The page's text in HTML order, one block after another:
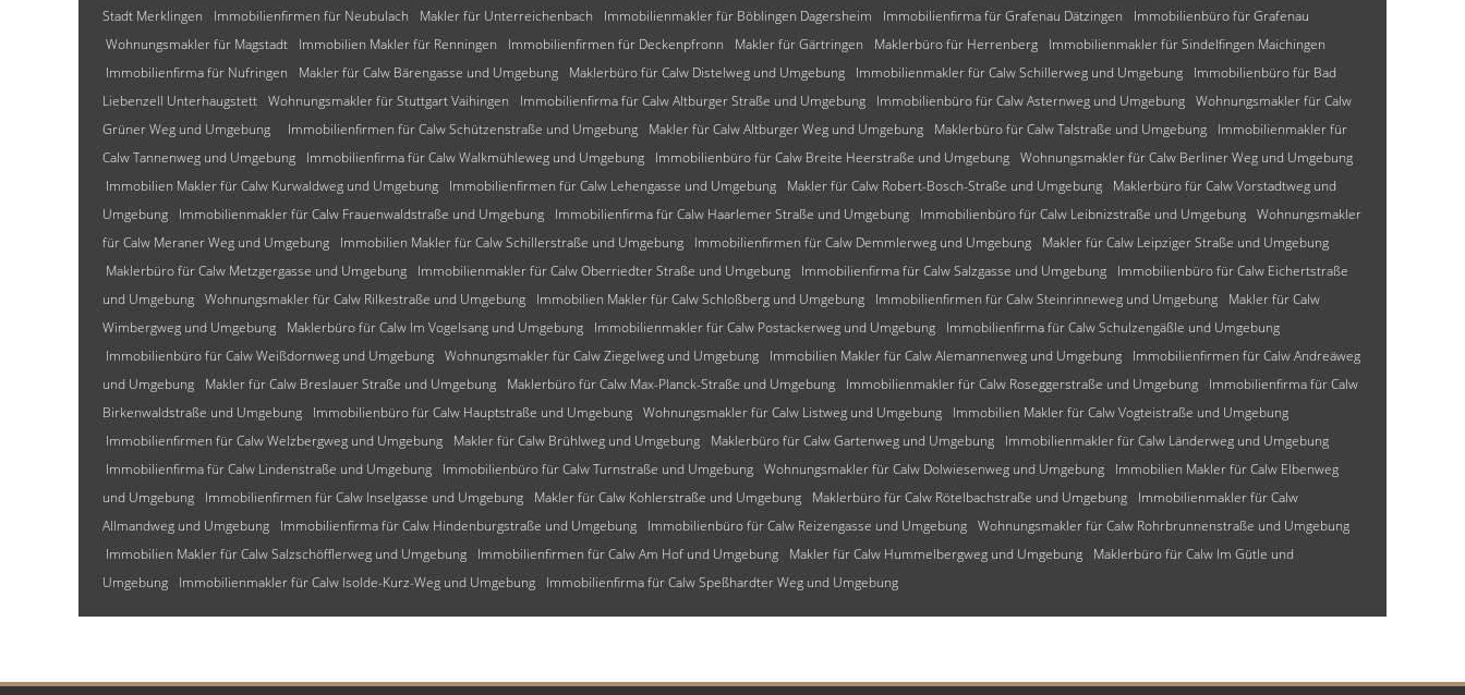
Stadt Merklingen
Immobilienfirmen für Neubulach Makler für Unterreichenbach Immobilienmakler für Böblingen Dagersheim Immobilienfirma für Grafenau Dätzingen
Immobilienbüro für Grafenau
Wohnungsmakler für Magstadt
Immobilien Makler für Renningen Immobilienfirmen für Deckenpfronn Makler für Gärtringen Maklerbüro für Herrenberg
Immobilienmakler für Sindelfingen Maichingen
Immobilienfirma für Nufringen
Makler für Calw Bärengasse und Umgebung Maklerbüro für Calw Distelweg und Umgebung Immobilienmakler für Calw Schillerweg und Umgebung
Immobilienbüro für Bad
Liebenzell Unterhaugstett Wohnungsmakler für Stuttgart Vaihingen Immobilienfirma für Calw Altburger Straße und Umgebung Immobilienbüro für Calw Asternweg und Umgebung Wohnungsmakler für Calw
Grüner Weg und Umgebung
Immobilienfirmen für Calw Schützenstraße und Umgebung Makler für Calw Altburger Weg und Umgebung Maklerbüro für Calw Talstraße und Umgebung
Immobilienmakler für
Calw Tannenweg und Umgebung
Immobilienfirma für Calw Walkmühleweg und Umgebung Immobilienbüro für Calw Breite Heerstraße und Umgebung Wohnungsmakler für Calw Berliner Weg und Umgebung
Immobilien Makler für Calw Kurwaldweg und Umgebung
Immobilienfirmen für Calw Lehengasse und Umgebung Makler für Calw Robert-Bosch-Straße und Umgebung
Maklerbüro für Calw Vorstadtweg und
Umgebung
Immobilienmakler für Calw Frauenwaldstraße und Umgebung Immobilienfirma für Calw Haarlemer Straße und Umgebung Immobilienbüro für Calw Leibnizstraße und Umgebung Wohnungsmakler
für Calw Meraner Weg und Umgebung
Immobilien Makler für Calw Schillerstraße und Umgebung Immobilienfirmen für Calw Demmlerweg und Umgebung
Makler für Calw Leipziger Straße und Umgebung
Maklerbüro für Calw Metzgergasse und Umgebung
Immobilienmakler für Calw Oberriedter Straße und Umgebung Immobilienfirma für Calw Salzgasse und Umgebung
Immobilienbüro für Calw Eichertstraße
und Umgebung Wohnungsmakler für Calw Rilkestraße und Umgebung Immobilien Makler für Calw Schloßberg und Umgebung Immobilienfirmen für Calw Steinrinneweg und Umgebung
Makler für Calw
Wimbergweg und Umgebung
Maklerbüro für Calw Im Vogelsang und Umgebung Immobilienmakler für Calw Postackerweg und Umgebung
Immobilienfirma für Calw Schulzengäßle und Umgebung
Immobilienbüro für Calw Weißdornweg und Umgebung Wohnungsmakler für Calw Ziegelweg und Umgebung Immobilien Makler für Calw Alemannenweg und Umgebung
Immobilienfirmen für Calw Andreäweg
und Umgebung
Makler für Calw Breslauer Straße und Umgebung Maklerbüro für Calw Max-Planck-Straße und Umgebung Immobilienmakler für Calw Roseggerstraße und Umgebung
Immobilienfirma für Calw
Birkenwaldstraße und Umgebung
Immobilienbüro für Calw Hauptstraße und Umgebung Wohnungsmakler für Calw Listweg und Umgebung
Immobilien Makler für Calw Vogteistraße und Umgebung
Immobilienfirmen für Calw Welzbergweg und Umgebung
Makler für Calw Brühlweg und Umgebung Maklerbüro für Calw Gartenweg und Umgebung
Immobilienmakler für Calw Länderweg und Umgebung
Immobilienfirma für Calw Lindenstraße und Umgebung
Immobilienbüro für Calw Turnstraße und Umgebung Wohnungsmakler für Calw Dolwiesenweg und Umgebung
Immobilien Makler für Calw Elbenweg
und Umgebung
Immobilienfirmen für Calw Inselgasse und Umgebung Makler für Calw Kohlerstraße und Umgebung Maklerbüro für Calw Rötelbachstraße und Umgebung
Immobilienmakler für Calw
Allmandweg und Umgebung
Immobilienfirma für Calw Hindenburgstraße und Umgebung Immobilienbüro für Calw Reizengasse und Umgebung Wohnungsmakler für Calw Rohrbrunnenstraße und Umgebung
Immobilien Makler für Calw Salzschöfflerweg und Umgebung
Immobilienfirmen für Calw Am Hof und Umgebung Makler für Calw Hummelbergweg und Umgebung
Maklerbüro für Calw Im Gütle und
Umgebung
Immobilienmakler für Calw Isolde-Kurz-Weg und Umgebung Immobilienfirma für Calw Speßhardter Weg und Umgebung